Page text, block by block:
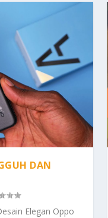
DAN
Elegan Oppo